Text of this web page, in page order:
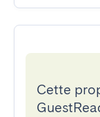
Cette